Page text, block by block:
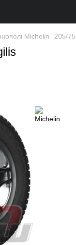
Michelin 205/